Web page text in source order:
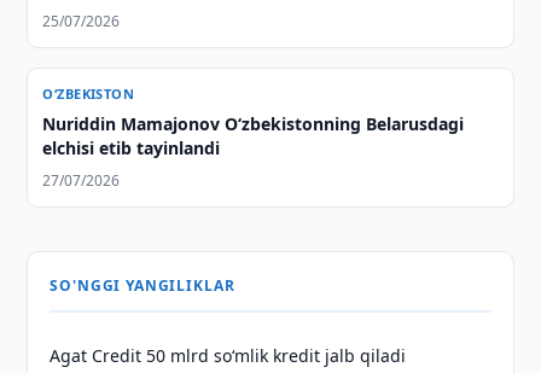
25/07/2026
O‘ZBEKISTON
Nuriddin Mamajonov O‘zbekistonning Belarusdagi
elchisi etib tayinlandi
27/07/2026
SO'NGGI YANGILIKLAR
Agat Credit 50 mlrd so‘mlik kredit jalb qiladi